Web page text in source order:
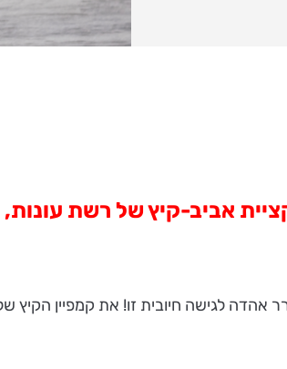
אביב-קיץ של רשת עונות,